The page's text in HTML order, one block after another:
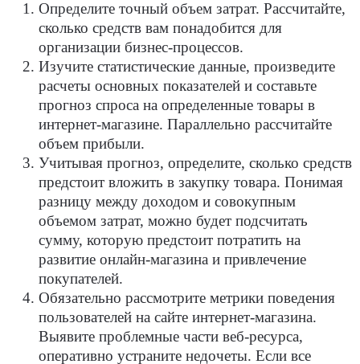
Определите точный объем затрат. Рассчитайте,
сколько средств вам понадобится для
организации бизнес-процессов.
Изучите статистические данные, произведите
расчеты основных показателей и составьте
прогноз спроса на определенные товары в
интернет-магазине. Параллельно рассчитайте
объем прибыли.
Учитывая прогноз, определите, сколько средств
предстоит вложить в закупку товара. Понимая
разницу между доходом и совокупным
объемом затрат, можно будет подсчитать
сумму, которую предстоит потратить на
развитие онлайн-магазина и привлечение
покупателей.
Обязательно рассмотрите метрики поведения
пользователей на сайте интернет-магазина.
Выявите проблемные части веб-ресурса,
оперативно устраните недочеты. Если все